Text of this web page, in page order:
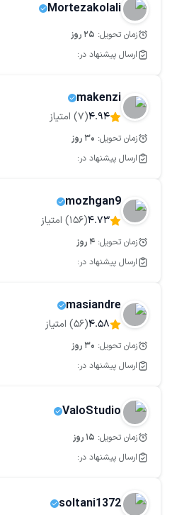
خدمات سئو
سئو سایت فروشگاهی
خدمات سئو تکنیکال
Mortezakolali
زمان تحویل: 25 روز
ارسال پیشنهاد در:
makenzi
4.94
(
7) امتیاز
زمان تحویل: 30 روز
ارسال پیشنهاد در:
mozhgan9
4.73
(
156) امتیاز
زمان تحویل: 4 روز
ارسال پیشنهاد در:
masiandre
4.58
(
56) امتیاز
زمان تحویل: 30 روز
ارسال پیشنهاد در:
ValoStudio
زمان تحویل: 15 روز
ارسال پیشنهاد در:
soltani1372